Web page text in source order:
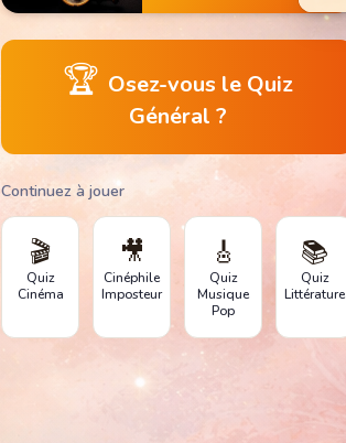
🏆 Osez-vous le Quiz
Général ?
Continuez à jouer
🎬
Quiz
Cinéma
🎥
Cinéphile
Imposteur
🎸
Quiz
Musique
Pop
📚
Quiz
Littérature